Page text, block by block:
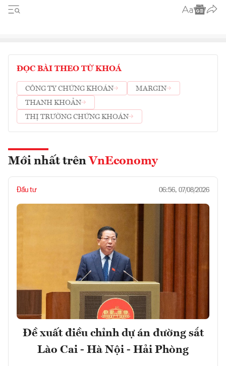
ĐỌC BÀI THEO TỪ KHOÁ
CÔNG TY CHỨNG KHOÁN
MARGIN
THANH KHOẢN
THỊ TRƯỜNG CHỨNG KHOÁN
Mới nhất trên VnEconomy
Đầu tư 06:56, 07/08/2026
Đề xuất điều chỉnh dự án đường sắt
Lào Cai - Hà Nội - Hải Phòng